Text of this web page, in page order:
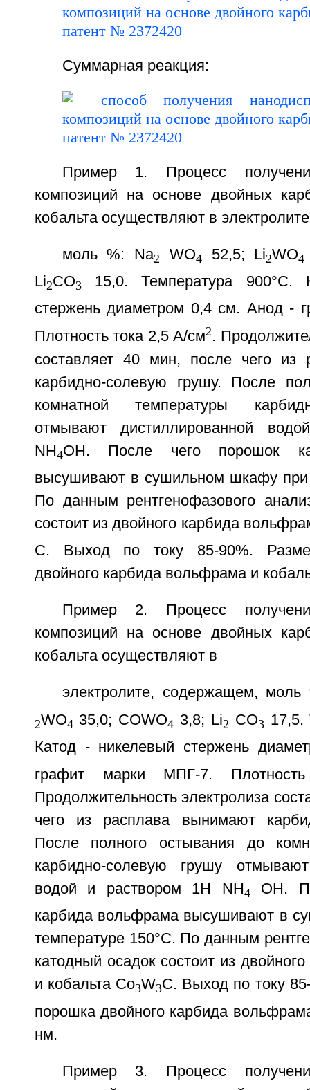
Суммарная реакция:
Пример 1. Процесс
композиций на основе двойных
кобальта осуществляют в
моль %: Na2 WO4 52,5; Li2WO4
Li2CO3 15,0. Температура 900°С.
стержень диаметром 0,4 см. Анод -
Плотность тока 2,5 А/см2.
составляет 40 мин, после чего из
карбидно-солевую грушу. После
комнатной температуры
отмывают дистиллированной
NH4OH. После чего порошок
высушивают в сушильном шкафу при
По данным рентгенофазового
состоит из двойного карбида
C. Выход по току 85-90%.
двойного карбида вольфрама и
Пример 2. Процесс
композиций на основе двойных
кобальта осуществляют в
электролите, содержащем,
2WO4 35,0; COWO4 3,8; Li2 CO3 17,5.
Катод - никелевый стержень
графит марки МПГ-7.
Продолжительность электролиза
чего из расплава вынимают
После полного остывания до
карбидно-солевую грушу
водой и раствором 1Н NH4 OH.
карбида вольфрама высушивают в
температуре 150°С. По данным
катодный осадок состоит из
и кобальта Co3W3C. Выход по току
порошка двойного карбида
нм.
Пример 3. Процесс